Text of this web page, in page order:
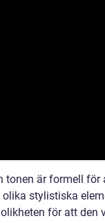
tonen är formell för
stylistiska
för att den